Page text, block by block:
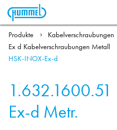
Produkte Kabelverschraubungen
Ex d Kabelverschraubungen Metall
HSK-INOX-Ex-d
1.632.1600.51
Ex-d Metr.